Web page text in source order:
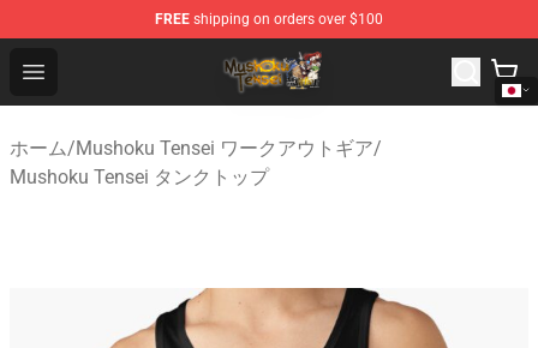
FREE shipping on orders over $100
Open menu
Mushoku Tensei Store - Official Mushoku Tensei
ホーム/Mushoku Tensei ワークアウトギア/
Mushoku Tensei タンクトップ